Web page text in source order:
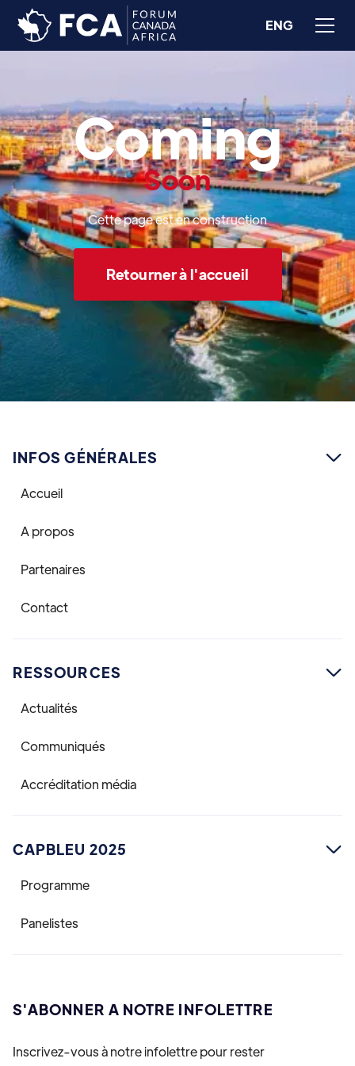
ENG
Coming
Soon
Cette page est en construction
Retourner à l'accueil
INFOS GÉNÉRALES 
Accueil
A propos
Partenaires
Contact
RESSOURCES 
Actualités
Communiqués
Accréditation média
CAPBLEU 2025 
Programme
Panelistes
S'ABONNER A NOTRE INFOLETTRE
Inscrivez-vous à notre infolettre pour rester